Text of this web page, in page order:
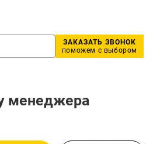
ЗАКАЗАТЬ ЗВОНОК
поможем с выбором
менеджера